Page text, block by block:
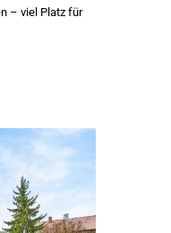
– viel Platz für